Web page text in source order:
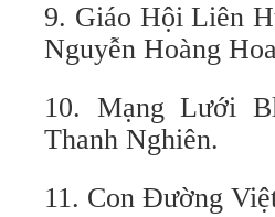
9. Giáo Hội Liên
Nguyễn Hoàng Hoa
10. Mạng Lưới
Thanh Nghiên.
11. Con Đường